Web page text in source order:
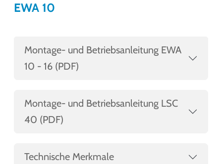
EWA 10
Montage- und Betriebsanleitung EWA
10 - 16 (PDF)
Montage- und Betriebsanleitung LSC
40 (PDF)
Technische Merkmale